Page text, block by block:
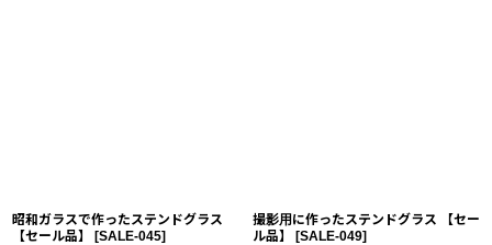
昭和ガラスで作ったステンドグラス
【セール品】
[SALE-045]
撮影用に作ったステンドグラス 【セー
ル品】
[SALE-049]